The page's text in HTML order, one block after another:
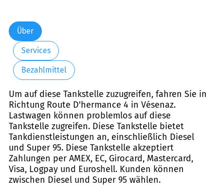
Über
Services
Bezahlmittel
Um auf diese Tankstelle zuzugreifen, fahren Sie in
Richtung Route D'hermance 4 in Vésenaz.
Lastwagen können problemlos auf diese
Tankstelle zugreifen. Diese Tankstelle bietet
Tankdienstleistungen an, einschließlich Diesel
und Super 95. Diese Tankstelle akzeptiert
Zahlungen per AMEX, EC, Girocard, Mastercard,
Visa, Logpay und Euroshell. Kunden können
zwischen Diesel und Super 95 wählen.